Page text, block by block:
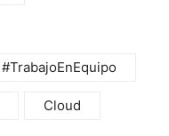
#TrabajoEnEquipo
Cloud